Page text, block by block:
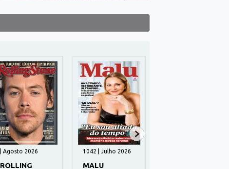
| Agosto 2026
ROLLING
1042 | Julho 2026
MALU